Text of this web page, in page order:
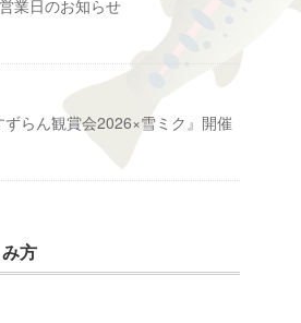
業日のお知らせ
ずらん観賞会2026×雪ミク』開催
方